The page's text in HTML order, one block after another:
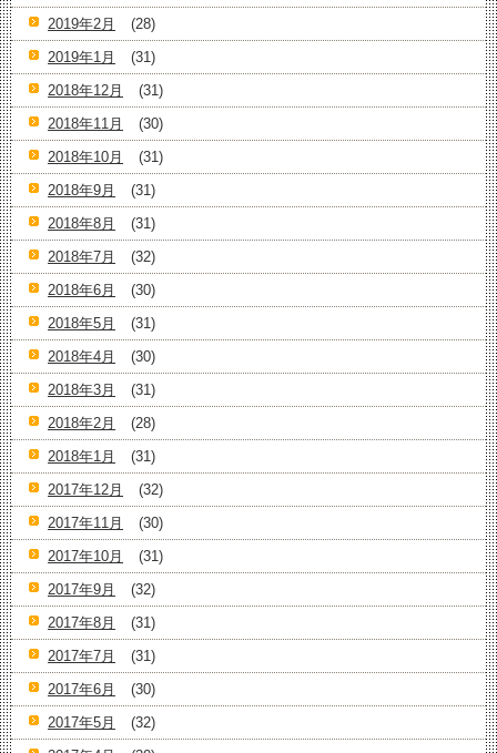
2019年2月
(28)
2019年1月
(31)
2018年12月
(31)
2018年11月
(30)
2018年10月
(31)
2018年9月
(31)
2018年8月
(31)
2018年7月
(32)
2018年6月
(30)
2018年5月
(31)
2018年4月
(30)
2018年3月
(31)
2018年2月
(28)
2018年1月
(31)
2017年12月
(32)
2017年11月
(30)
2017年10月
(31)
2017年9月
(32)
2017年8月
(31)
2017年7月
(31)
2017年6月
(30)
2017年5月
(32)